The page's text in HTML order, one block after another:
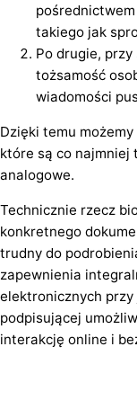
takiego jak
Po drugie,
tożsamość
wiadomości
Dzięki temu
które są co najmniej
analogowe.
Technicznie rzecz
konkretnego
trudny do
zapewnienia
elektronicznych
podpisującej
interakcję online i